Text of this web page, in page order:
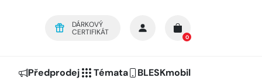
DÁRKOVÝ
CERTIFIKÁT
0
Předprodej Témata BLESKmobil